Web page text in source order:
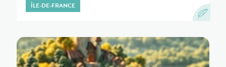
ÎLE-DE-FRANCE